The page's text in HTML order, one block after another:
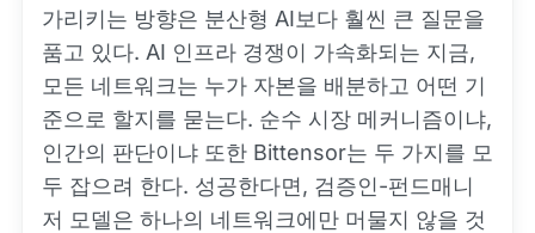
가리키는 방향은 분산형 AI보다 훨씬 큰 질문을
품고 있다. AI 인프라 경쟁이 가속화되는 지금,
모든 네트워크는 누가 자본을 배분하고 어떤 기
준으로 할지를 묻는다. 순수 시장 메커니즘이냐,
인간의 판단이냐 또한 Bittensor는 두 가지를 모
두 잡으려 한다. 성공한다면, 검증인-펀드매니
저 모델은 하나의 네트워크에만 머물지 않을 것